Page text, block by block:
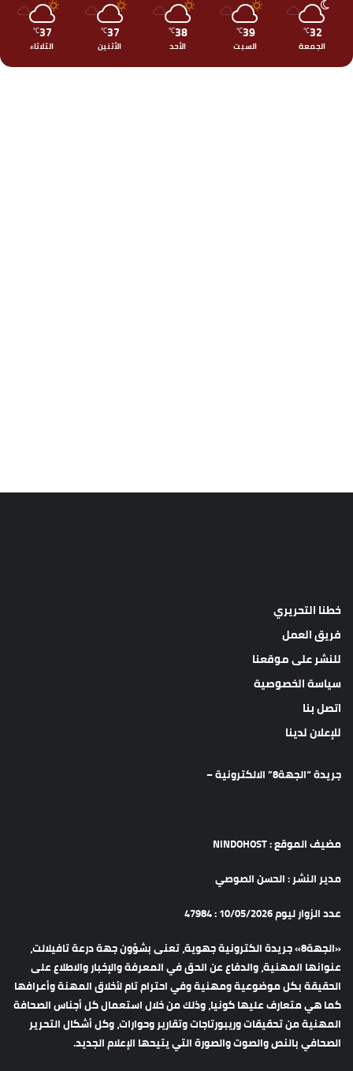
32
℃
الجمعة
39
℃
السبت
38
℃
الأحد
37
℃
الأثنين
37
℃
الثلاثاء
خطنا التحريري
فريق العمل
للنشر على موقعنا
سياسة الخصوصية
اتصل بنا
للإعلان لدينا
جريدة “الجهة8” الالكترونية –
مضيف الموقع : NINDOHOST
مدير النشر : الحسن الصوصي
عدد الزوار ليوم 10/05/2026 : 47984
«الجهة8» جريدة الكترونية جهوية، تعنى بشؤون جهة درعة تافيلالت،
عنوانها المهنية، والدفاع عن الحق في المعرفة والإخبار والاطلاع على
الحقيقة بكل موضوعية ومهنية وفي احترام تام لأخلاق المهنة وأعرافها
كما هي متعارف عليها كونيا، وذلك من خلال استعمال كل أجناس الصحافة
المهنية من تحقيقات وريبورتاجات وتقارير وحوارات، وكل أشكال التحرير
الصحافي بالنص والصوت والصورة التي يتيحها الإعلام الجديد.